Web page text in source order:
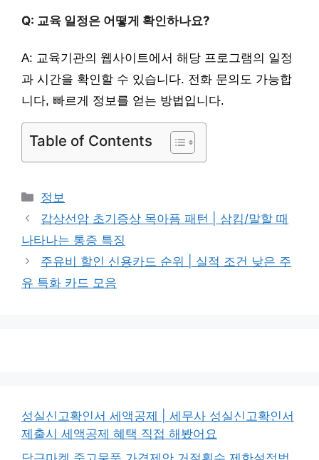
Q: 교육 일정은 어떻게 확인하나요?
A: 교육기관의 웹사이트에서 해당 프로그램의 일정
과 시간을 확인할 수 있습니다. 전화 문의도 가능합
니다, 빠르게 정보를 얻는 방법입니다.
Table of Contents
카
테
리
정보
갑상선암 초기증상 목아픔 패턴 | 삼킴/말할 때
나타나는 통증 특징
주유비 할인 신용카드 순위 | 실적 조건 낮은 주
유 특화 카드 모음
성실신고확인서 세액공제 | 세무사 성실신고확인서
제출시 세액공제 혜택 직접 해봤어요